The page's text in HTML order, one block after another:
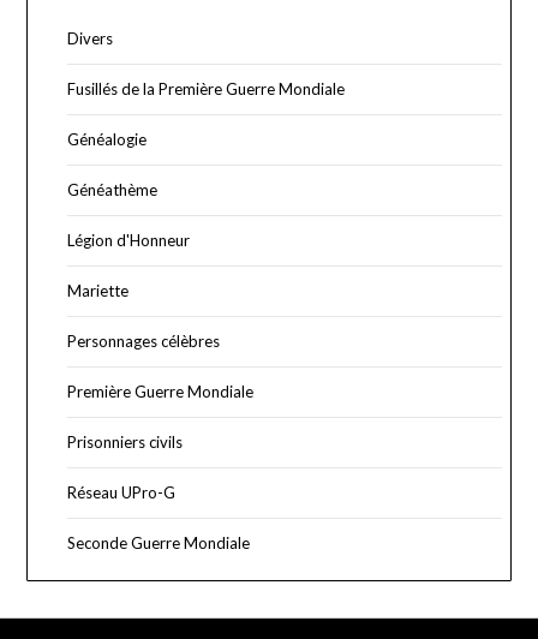
Divers
Fusillés de la Première Guerre Mondiale
Généalogie
Généathème
Légion d'Honneur
Mariette
Personnages célèbres
Première Guerre Mondiale
Prisonniers civils
Réseau UPro-G
Seconde Guerre Mondiale